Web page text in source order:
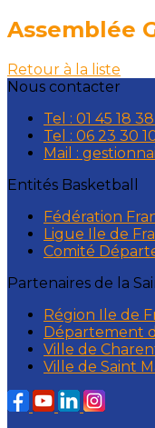
Assemblée
Retour à la liste
Nous contacter
Tel : 01 45 18
Tel : 06 23 30
Mail :
Entités Basketball
Fédération
Ligue Ile de
Comité
Partenaires de la
Région Ile de
Département
Ville de
Ville de Saint